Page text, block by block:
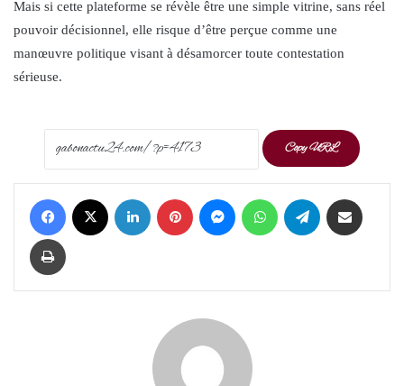
Mais si cette plateforme se révèle être une simple vitrine, sans réel
pouvoir décisionnel, elle risque d’être perçue comme une
manœuvre politique visant à désamorcer toute contestation
sérieuse.
Copy URL
Facebook LinkedIn Pinterest Messenger WhatsApp Telegram
Print